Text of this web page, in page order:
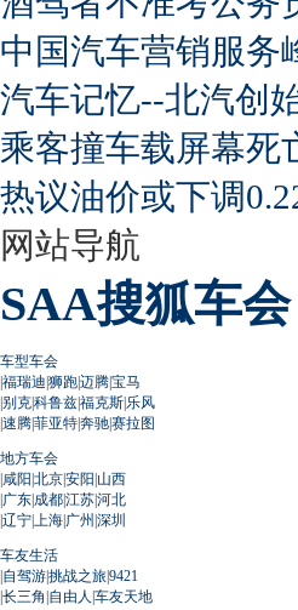
中国汽车营销服务
汽车记忆--北汽创
乘客撞车载屏幕死
热议油价或下调
网站导航
SAA搜狐车会
车型车会
|福瑞迪|狮跑|迈腾|宝马
|别克|科鲁兹|福克斯|乐风
|速腾|菲亚特|奔驰|赛拉图
地方车会
|咸阳|北京|安阳|山西
|广东|成都|江苏|河北
|辽宁| 上海|广州 |深圳
车友生活
|自驾游|挑战之旅|9421
|长三角 |自由人 |车友天地